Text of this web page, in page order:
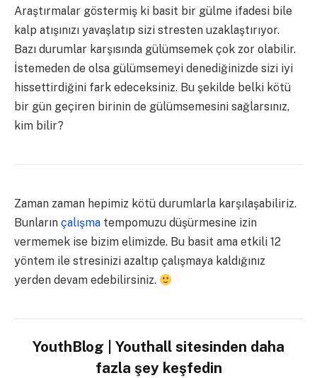
Araştırmalar göstermiş ki basit bir gülme ifadesi bile
kalp atışınızı yavaşlatıp sizi stresten uzaklaştırıyor.
Bazı durumlar karşısında gülümsemek çok zor olabilir.
İstemeden de olsa gülümsemeyi denediğinizde sizi iyi
hissettirdiğini fark edeceksiniz. Bu şekilde belki kötü
bir gün geçiren birinin de gülümsemesini sağlarsınız,
kim bilir?
Zaman zaman hepimiz kötü durumlarla karşılaşabiliriz.
Bunların çalışma tempomuzu düşürmesine izin
vermemek ise bizim elimizde. Bu basit ama etkili 12
yöntem ile stresinizi azaltıp çalışmaya kaldığınız
yerden devam edebilirsiniz.
YouthBlog | Youthall sitesinden daha
fazla şey keşfedin